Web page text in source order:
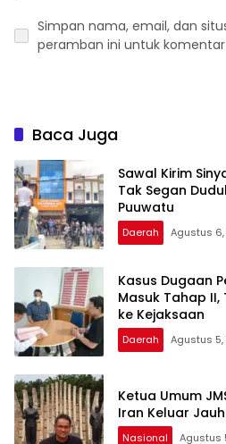
Simpan nama, email, dan
peramban ini untuk
Baca Juga
Sawal Kirim
Tak Segan
Puuwatu
Daerah Agustus
Kasus Dugaan
Masuk Tahap
ke Kejaksaan
Daerah Agustus
Ketua Umum
Iran Keluar
Nasional Agustus